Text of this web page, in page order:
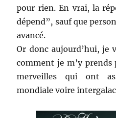
pour rien. En vrai, la
dépend”, sauf que
avancé.
Or donc aujourd’hui, je
comment je m’y prends
merveilles qui ont
mondiale voire